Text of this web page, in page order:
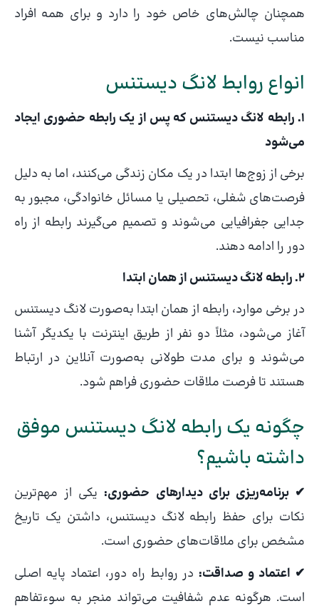
همچنان چالش‌های خاص خود را دارد و برای همه افراد
مناسب نیست.
انواع روابط لانگ دیستنس
۱. رابطه لانگ دیستنس که پس از یک رابطه حضوری ایجاد
می‌شود
برخی از زوج‌ها ابتدا در یک مکان زندگی می‌کنند، اما به دلیل
فرصت‌های شغلی، تحصیلی یا مسائل خانوادگی، مجبور به
جدایی جغرافیایی می‌شوند و تصمیم می‌گیرند رابطه از راه
دور را ادامه دهند.
۲. رابطه لانگ دیستنس از همان ابتدا
در برخی موارد، رابطه از همان ابتدا به‌صورت لانگ دیستنس
آغاز می‌شود، مثلاً دو نفر از طریق اینترنت با یکدیگر آشنا
می‌شوند و برای مدت طولانی به‌صورت آنلاین در ارتباط
هستند تا فرصت ملاقات حضوری فراهم شود.
چگونه یک رابطه لانگ دیستنس موفق
داشته باشیم؟
✔ برنامه‌ریزی برای دیدارهای حضوری: یکی از مهم‌ترین
نکات برای حفظ رابطه لانگ دیستنس، داشتن یک تاریخ
مشخص برای ملاقات‌های حضوری است.
✔ اعتماد و صداقت: در روابط راه دور، اعتماد پایه اصلی
است. هرگونه عدم شفافیت می‌تواند منجر به سوءتفاهم